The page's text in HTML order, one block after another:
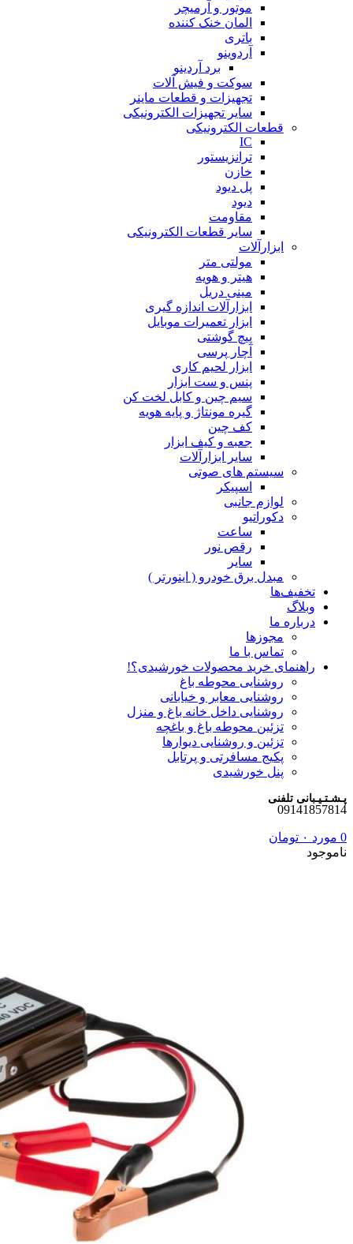
موتور و آرمیچر
المان خنک کننده
باتری
آردوینو
برد آردینو
سوکت و فیش آلات
تجهیزات و قطعات ماینر
سایر تجهیزات الکترونیکی
قطعات الکترونیکی
IC
ترانزیستور
خازن
پل دیود
دیود
مقاومت
سایر قطعات الکترونیکی
ابزارآلات
مولتی متر
هیتر و هویه
مینی دریل
ابزارآلات اندازه گیری
ابزار تعمیرات موبایل
پیچ گوشتی
آچار پرسی
ابزار لحیم کاری
پنس و ست ابزار
سیم چین و کابل لخت کن
گیره مونتاژ و پایه هویه
کف چین
جعبه و کیف ابزار
سایر ابزارآلات
سیستم های صوتی
اسپیکر
لوازم جانبی
دکوراتیو
ساعت
رقص نور
سایر
مبدل برق خودرو ( اینورتر )
تخفیف‌ها
وبلاگ
درباره ما
مجوزها
تماس با ما
راهنمای خرید محصولات خورشیدی؟!
روشنایی محوطه باغ
روشنایی معابر و خیابانی
روشنایی داخل خانه باغ و منزل
تزئین محوطه باغ و باغچه
تزئین و روشنایی دیوارها
پکیج مسافرتی و پرتابل
پنل خورشیدی
پـشـتـیـبانی تلفنی
09141857814
0 مورد ۰ تومان
ناموجود